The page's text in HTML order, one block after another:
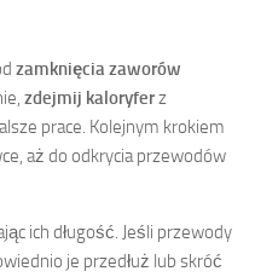
zamknięcia zaworów
zdejmij kaloryferz
prace. Kolejnym krokiem
aż do odkrycia przewodów
ich długość. Jeśli przewody
je przedłuż lub skróć